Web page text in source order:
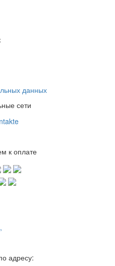
данных
сети
к оплате
адресу: